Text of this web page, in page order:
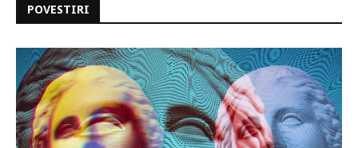
POVESTIRI